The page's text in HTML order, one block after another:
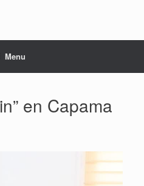
Menu
en Capama